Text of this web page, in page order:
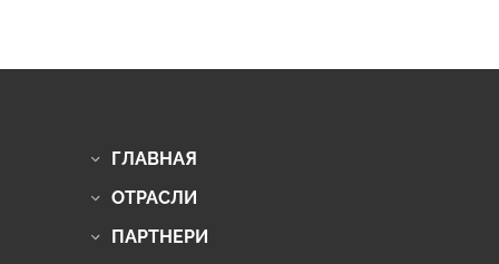
ГЛАВНАЯ
ОТРАСЛИ
ПАРТНЕРИ